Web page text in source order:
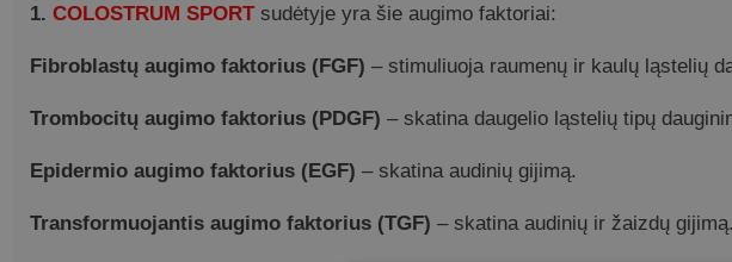
1. COLOSTRUM SPORTsudėtyje yra šie augimo faktoriai:
Fibroblastų augimo faktorius (FGF) – stimuliuoja raumenų ir kaulų ląstelių
Trombocitų augimo faktorius (PDGF) – skatina daugelio ląstelių tipų
Epidermio augimo faktorius (EGF) – skatina audinių gijimą.
Transformuojantis augimo faktorius (TGF) – skatina audinių ir žaizdų gijimą.